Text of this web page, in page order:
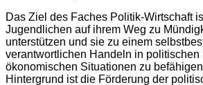
Das Ziel des Faches Politik-Wirtschaft
Jugendlichen auf ihrem Weg zu
unterstützen und sie zu einem
verantwortlichen Handeln in politischen
ökonomischen Situationen zu
Hintergrund ist die Förderung der